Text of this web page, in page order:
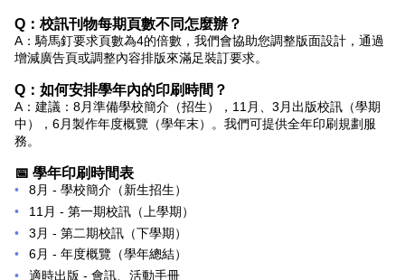
Q：校訊刊物每期頁數不同怎麼辦？
A：
增減廣告頁或調整內容排版來滿足裝訂要求。
Q：如何安排學年內的印刷時間？
A：
務。
📅 學年印刷時間表
8月 - 學校簡介（新生招生）
11月 - 第一期校訊（上學期）
3月 - 第二期校訊（下學期）
6月 - 年度概覽（學年總結）
適時出版 - 會訊、活動手冊